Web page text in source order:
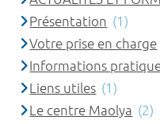
Présentation (1)
Votre prise en charge
Informations
Liens utiles (1)
Le centre Maolya (2)